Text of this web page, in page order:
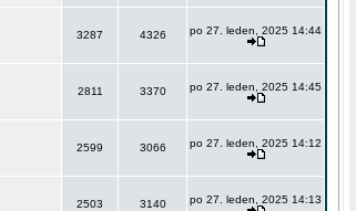
3287 4326 po 27. leden, 2025 14:44
2811 3370 po 27. leden, 2025 14:45
2599 3066 po 27. leden, 2025 14:12
2503 3140 po 27. leden, 2025 14:13